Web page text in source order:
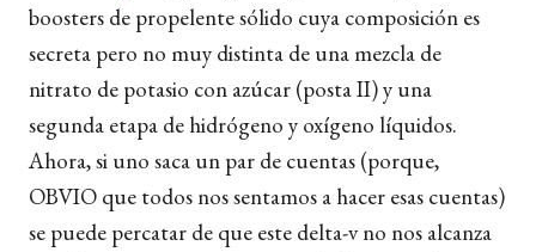
boosters de propelente sólido cuya composición es
secreta pero no muy distinta de una mezcla de
nitrato de potasio con azúcar (posta II) y una
segunda etapa de hidrógeno y oxígeno líquidos.
Ahora, si uno saca un par de cuentas (porque,
OBVIO que todos nos sentamos a hacer esas cuentas)
se puede percatar de que este delta-v no nos alcanza